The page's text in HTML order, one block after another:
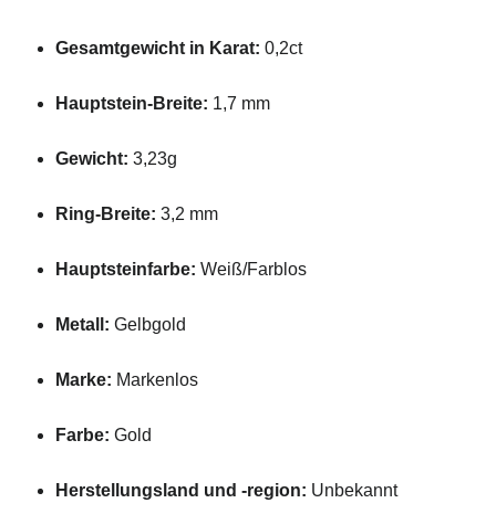
Gesamtgewicht in Karat: 0,2ct
Hauptstein-Breite: 1,7 mm
Gewicht: 3,23g
Ring-Breite: 3,2 mm
Hauptsteinfarbe: Weiß/Farblos
Metall: Gelbgold
Marke: Markenlos
Farbe: Gold
Herstellungsland und -region: Unbekannt